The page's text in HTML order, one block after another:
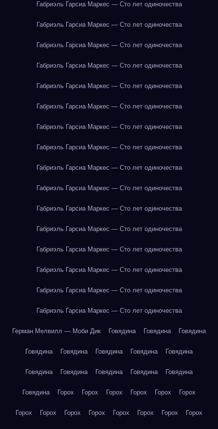
Габриэль Гарсиа Маркес — Сто лет одиночества
Габриэль Гарсиа Маркес — Сто лет одиночества
Габриэль Гарсиа Маркес — Сто лет одиночества
Габриэль Гарсиа Маркес — Сто лет одиночества
Габриэль Гарсиа Маркес — Сто лет одиночества
Габриэль Гарсиа Маркес — Сто лет одиночества
Габриэль Гарсиа Маркес — Сто лет одиночества
Габриэль Гарсиа Маркес — Сто лет одиночества
Габриэль Гарсиа Маркес — Сто лет одиночества
Габриэль Гарсиа Маркес — Сто лет одиночества
Габриэль Гарсиа Маркес — Сто лет одиночества
Габриэль Гарсиа Маркес — Сто лет одиночества
Габриэль Гарсиа Маркес — Сто лет одиночества
Габриэль Гарсиа Маркес — Сто лет одиночества
Габриэль Гарсиа Маркес — Сто лет одиночества
Габриэль Гарсиа Маркес — Сто лет одиночества
Герман Мелвилл — Моби Дик Говядина Говядина Говядина
Говядина Говядина Говядина Говядина Говядина
Говядина Говядина Говядина Говядина Говядина
Говядина Горох Горох Горох Горох Горох Горох
Горох Горох Горох Горох Горох Горох Горох Горох